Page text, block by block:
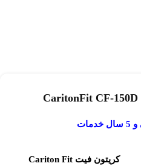
کریتون فیت Cariton Fit